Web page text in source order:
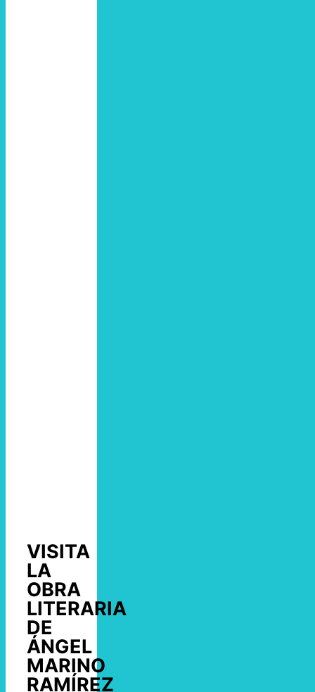
VISITA
LA
OBRA
LITERARIA
DE
ÁNGEL
MARINO
RAMÍREZ